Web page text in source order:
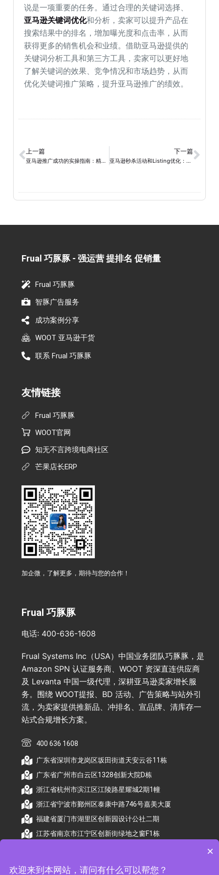
说是一项重要的任务。通过合理的关键词选择、
亚马逊关键词优化和分析，卖家可以提升产品在
搜索结果中的排名，增加曝光度和点击率，从而
获得更多的销售机会和业绩。借助亚马逊提供的
关键词分析工具和第三方工具，卖家可以更好地
了解关键词的效果、竞争情况和市场趋势，从而
优化关键词推广策略，提升亚马逊推广的绩效。
上一篇
亚马逊推广成功的实操指南：精准定位目标受众，提升品牌曝光！
下一篇
亚马逊秒杀活动和Listing优化：实现关键词权重提升的有效策略！
Frual 巧豚豚 - 强运营 提排名 促销量​
Frual 巧豚豚
智豚广告服务
成功案例分享
WOOT 亚马逊干货
联系 Frual 巧豚豚
友情链接
Frual 巧豚豚
WOOT官网
知无不言跨境电商社区
芒果店长ERP
加企微，了解更多，期待与您的合作！
Frual 巧豚豚
电话: 400-636-1608
Frual Systems Inc（USA）中国业务团队巧豚豚，是
Amazon SPN 认证服务商、WOOT 资深直连供应商
及 Levanta 中国一级代理，深耕亚马逊卖家增长服
务。围绕 WOOT提报、BD 活动、广告策略与站外引
流，为卖家提供推新品、冲排名、宣品牌、清库存一
站式合规增长方案。
400 636 1608
广东省深圳市龙岗区坂田街道天安云谷11栋
广东省广州市白云区1328创新大院D栋
浙江省杭州市滨江区江陵路星耀城2期1幢
浙江省宁波市鄞州区泰康中路746号嘉美大厦
福建省厦门市湖里区创新园设计公社二期
江苏省南京市江宁区创新街绿地之窗F1栋
×
欢迎来到本网站，请问有什么可以帮您？